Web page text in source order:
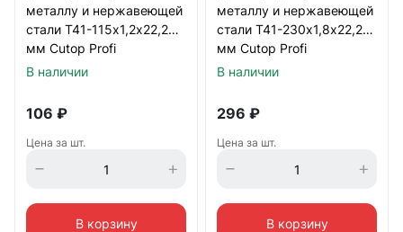
металлу и нержавеющей
стали Т41-115х1,2х22,2
мм Cutop Profi
В наличии
106 ₽
Цена за шт.
В корзину
металлу и нержавеющей
стали Т41-230х1,8х22,2
мм Cutop Profi
В наличии
296 ₽
Цена за шт.
В корзину